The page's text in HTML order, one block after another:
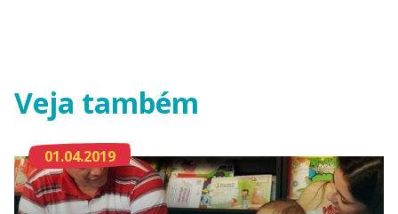
Veja também
01.04.2019